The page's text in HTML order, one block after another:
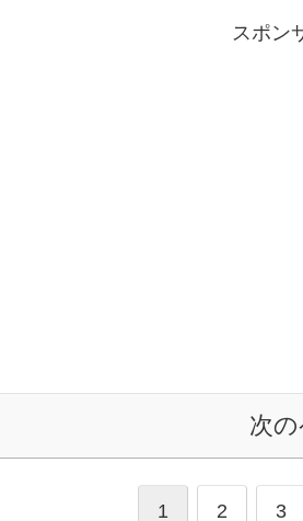
スポン
次
1 2 3